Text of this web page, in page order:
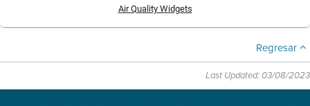
Air Quality Widgets
Regresar
Last Updated: 03/08/2023